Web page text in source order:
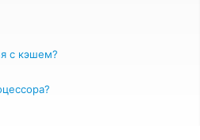
с кэшем?